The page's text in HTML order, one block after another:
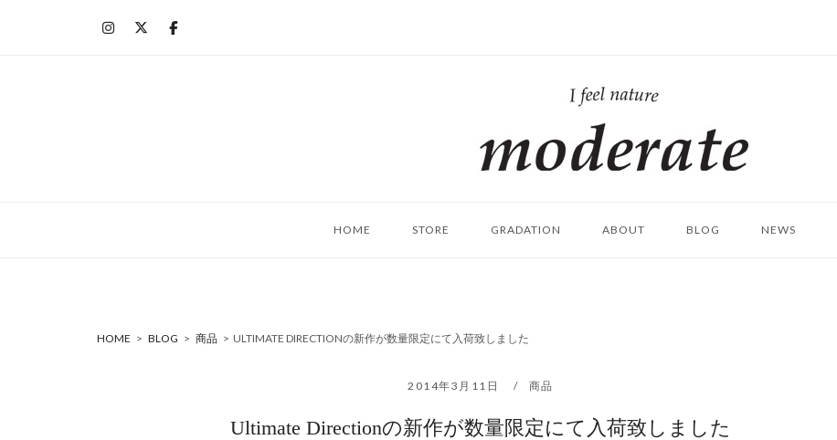
ム
HOME STORE GRADATION ABOUT BLOG NEWS
HOME > BLOG > 商品 > ULTIMATE DIRECTIONの新作が数量限定にて入荷致しました
2014年3月11日 商品
Ultimate Directionの新作が数量限定にて入荷致しました